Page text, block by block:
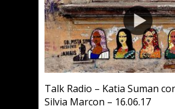
Talk Radio – Katia Suman
Silvia Marcon – 16.06.17